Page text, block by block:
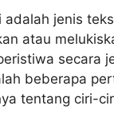
adalah jenis
atau
secara
beberapa
tentang ciri-